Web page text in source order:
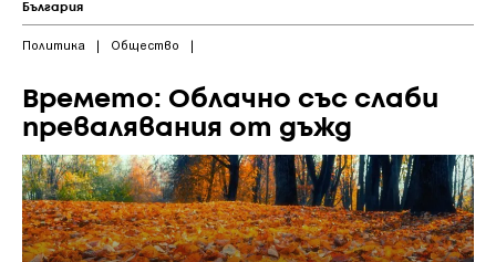
България
Политика | Общество |
Времето: Облачно със слаби
превалявания от дъжд